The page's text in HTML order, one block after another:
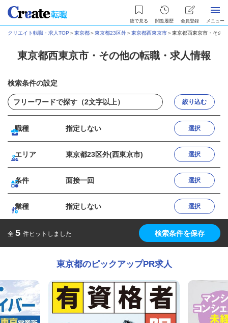
後で見る 閲覧履歴 会員登録 メニュー
クリエイト転職・求人TOP ＞東京都＞東京都23区外＞東京都西東京市＞東京都西東京市・その
東京都西東京市・その他の転職・求人情報
検索条件の設定
絞り込む
職種 指定しない 選択
エリア 東京都23区外(西東京市) 選択
条件 面接一回 選択
業種 指定しない 選択
全 5 件ヒットしました 検索条件を保存
東京都のピックアップPR求人